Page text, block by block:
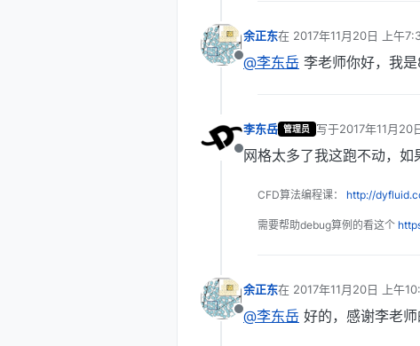
离线
余正东在 2017年11月20日 上午
最后由 编辑
@李东岳 李老师你好，我
离线
李东岳 管理员 写于2017年11月20
最后由 编辑
网格太多了我这跑不动，如
CFD算法编程课： http://
需要帮助debug算例的看这个
离线
余正东在 2017年11月20日 上午
最后由 编辑
@李东岳 好的，感谢李老